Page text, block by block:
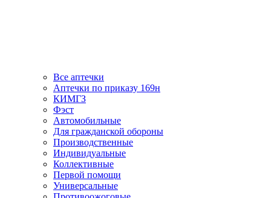
Все аптечки
Аптечки по приказу 169н
КИМГЗ
Фэст
Автомобильные
Для гражданской обороны
Производственные
Индивидуальные
Коллективные
Первой помощи
Универсальные